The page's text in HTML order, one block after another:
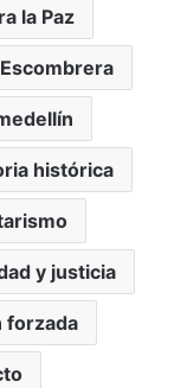
la Paz
histórica
y justicia
forzada